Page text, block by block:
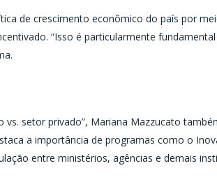
de crescimento econômico do país por
“Isso é particularmente
setor privado”, Mariana Mazzucato
a importância de programas como o
entre ministérios, agências e demais